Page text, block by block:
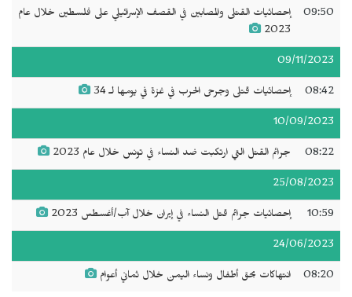
09:50
إحصائيات القتلى والمصابين في القصف الإسرائيلي على فلسطين خلال عام
2023
09/11/2023
08:42 إحصائيات قتلى وجرحى الحرب في غزة في يومها لـ 34
10/09/2023
08:22 جرائم القتل التي ارتكبت ضد النساء في تونس خلال عام 2023
25/08/2023
10:59 إحصائيات جرائم قتل النساء في إيران خلال آب/أغسطس 2023
24/06/2023
08:20 انتهاكات بحق أطفال ونساء اليمن خلال ثماني أعوام